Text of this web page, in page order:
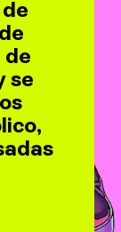
de
se